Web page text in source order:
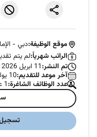
موقع الوظيفة:دبي -
الراتب شهرياً:لم يتم
تم النشر:11 ابريل 2026 (نُشرت منذ أكثر من 30 يومًا)
آخر موعد للتقديم:10 يوليو 2026
عدد الوظائف الشاغرة:1 عدد الوظائف الشاغرة
تسجيل